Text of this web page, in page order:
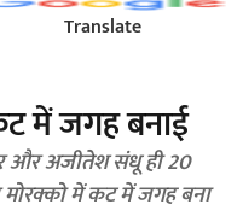
Translate
में जगह बनाई
और अजीतेश संधू ही 20
में कट में जगह बना